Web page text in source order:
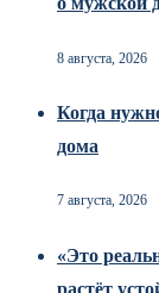
8 августа, 2026
Когда
дома
7 августа, 2026
«Это
растёт